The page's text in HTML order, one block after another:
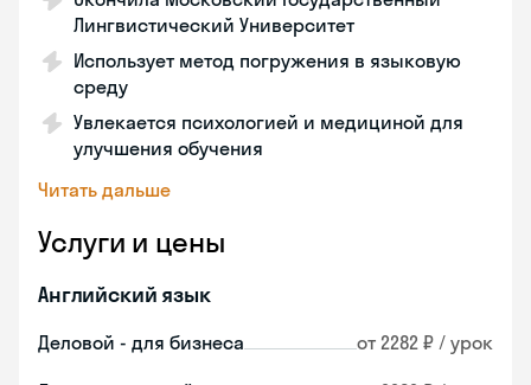
Лингвистический Университет
Использует метод погружения в языковую
среду
Увлекается психологией и медициной для
улучшения обучения
Читать дальше
Услуги и цены
Английский язык
Деловой - для бизнеса от 2282 ₽ / урок